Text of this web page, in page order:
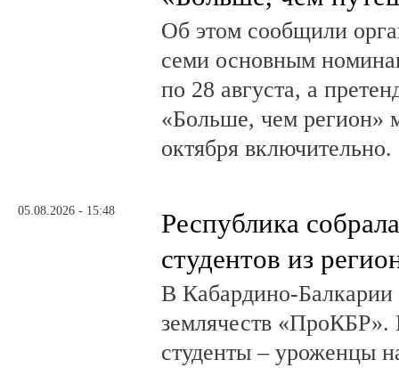
Об этом сообщили
семи основным
по 28 августа, а
«Больше, чем регион»
октября включительно.
05.08.2026 - 15:48
Республика
студентов из
В Кабардино-
землячеств «ПроКБР».
студенты – уроженцы